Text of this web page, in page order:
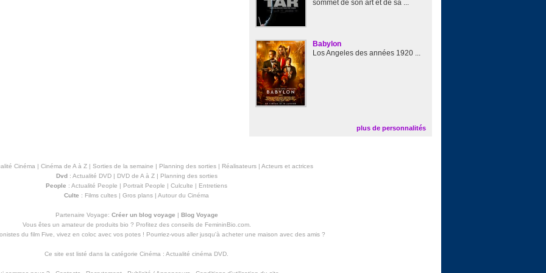
sommet de son art et de sa ...
Babylon
Los Angeles des années 1920 ...
plus de personnalités
Cinéma | Cinéma de A à Z| Sorties de la semaine | Planning des sorties| Réalisateurs| Acteurs et actrices
Dvd: Actualité DVD| DVD de A à Z| Planning des sorties
People : Actualité People | Portrait People | Culculte | Entretiens
Culte : Films cultes | Gros plans | Autour du Cinéma
Partenaire Voyage: Créer un blog voyage | Blog Voyage
Vous êtes un amateur de produits bio ? Profitez des conseils de FemininBio.com.
du film Five, vivez en coloc avec vos potes ! Pourriez-vous aller jusqu'à acheter une maison avec des amis?
Ce site est listé dans la catégorie Cinéma : Actualité cinéma DVD